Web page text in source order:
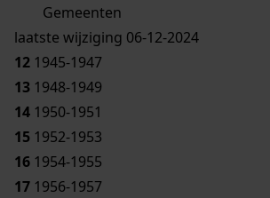
Gemeenten
laatste wijziging 06-12-2024
12 1945-1947
13 1948-1949
14 1950-1951
15 1952-1953
16 1954-1955
17 1956-1957